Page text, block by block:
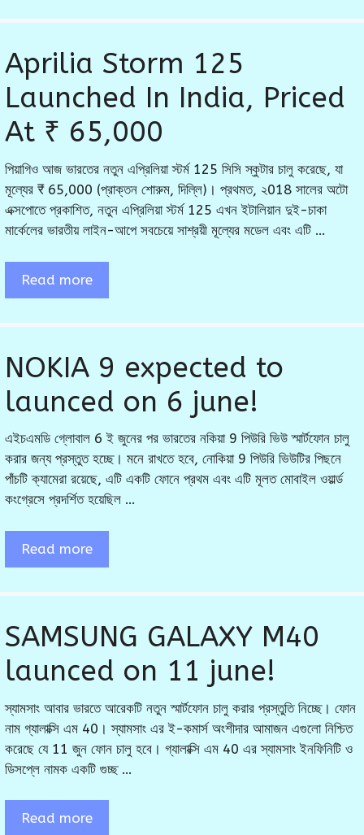
Aprilia Storm 125
Launched In India, Priced
At ₹ 65,000
পিয়াগিও আজ ভারতের নতুন এপ্রিলিয়া স্টর্ম 125 সিসি স্কুটার চালু করেছে, যা
মূল্যের ₹ 65,000 (প্রাক্তন শোরুম, দিল্লি)। প্রথমত, ২018 সালের অটো
এক্সপোতে প্রকাশিত, নতুন এপ্রিলিয়া স্টর্ম 125 এখন ইটালিয়ান দুই-চাকা
মার্কেলের ভারতীয় লাইন-আপে সবচেয়ে সাশ্রয়ী মূল্যের মডেল এবং এটি …
Read more
NOKIA 9 expected to
launced on 6 june!
এইচএমডি গ্লোবাল 6 ই জুনের পর ভারতের নকিয়া 9 পিউরি ভিউ স্মার্টফোন চালু
করার জন্য প্রস্তুত হচ্ছে। মনে রাখতে হবে, নোকিয়া 9 পিউরি ভিউটির পিছনে
পাঁচটি ক্যামেরা রয়েছে, এটি একটি ফোনে প্রথম এবং এটি মূলত মোবাইল ওয়ার্ল্ড
কংগ্রেসে প্রদর্শিত হয়েছিল …
Read more
SAMSUNG GALAXY M40
launced on 11 june!
স্যামসাং আবার ভারতে আরেকটি নতুন স্মার্টফোন চালু করার প্রস্তুতি নিচ্ছে। ফোন
নাম গ্যালাক্সি এম 40। স্যামসাং এর ই-কমার্স অংশীদার আমাজন এগুলো নিশ্চিত
করেছে যে 11 জুন ফোন চালু হবে। গ্যালাক্সি এম 40 এর স্যামসাং ইনফিনিটি ও
ডিসপ্লে নামক একটি গুচ্ছ …
Read more